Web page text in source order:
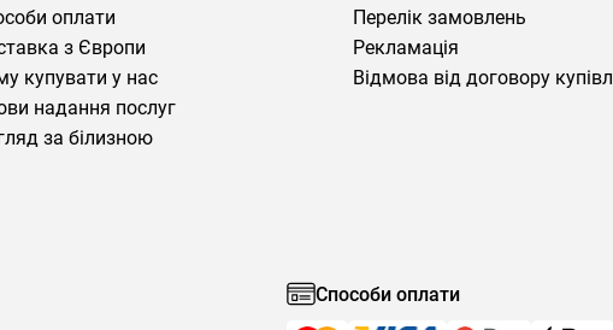
оплати
з Європи
купувати у нас
надання послуг
за білизною
Перелік замовлень
Рекламація
Відмова від договору
Способи оплати